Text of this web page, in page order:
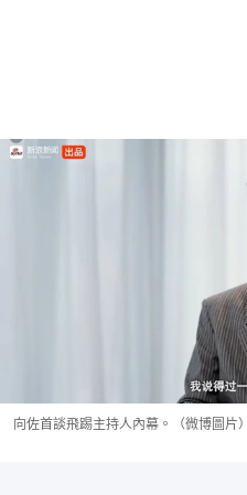
向佐首談飛踢主持人內幕。（微博圖片）